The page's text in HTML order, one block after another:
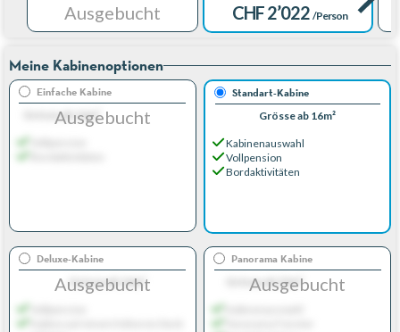
Ausgebucht CHF 2’022 /Person
Meine Kabinenoptionen
Einfache Kabine
Grösse ab 16m²
Ausgebucht
Standart-Kabine
Grösse ab 16m²
Kabinenauswahl
Vollpension
Bordaktivitäten
Deluxe-Kabine
Grösse ab 16m²
Ausgebucht
Panorama Kabine
Grösse ab 22m²
Ausgebucht